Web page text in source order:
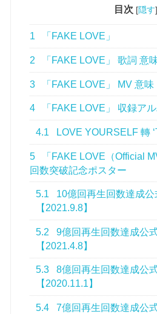
目次 [隠す]
1 「FAKE LOVE」
2 「FAKE LOVE」 歌詞 意
3 「FAKE LOVE」 MV 意味
4 「FAKE LOVE」 収録ア
4.1 LOVE YOURSELF 轉
5
「FAKE LOVE（Official
回数突破記念ポスター
5.1
10億回再生回数達成公
【2021.9.8】
5.2
9億回再生回数達成公
【2021.4.8】
5.3
8億回再生回数達成公
【2020.11.1】
5.4
7億回再生回数達成公